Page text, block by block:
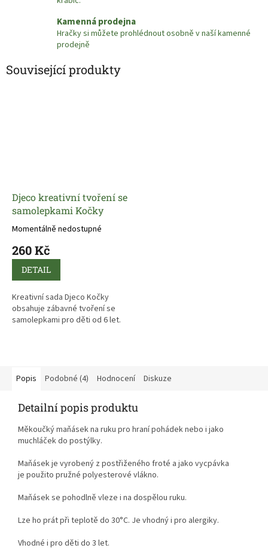
Kamenná prodejna
Hračky si můžete prohlédnout osobně v naší kamenné
prodejně
Související produkty
Djeco kreativní tvoření se
samolepkami Kočky
Momentálně nedostupné
260 Kč
DETAIL
Kreativní sada Djeco Kočky
obsahuje zábavné tvoření se
samolepkami pro děti od 6 let.
Popis
Podobné (4) Hodnocení Diskuze
Detailní popis produktu
Měkoučký maňásek na ruku pro hraní pohádek nebo i jako
muchláček do postýlky.
Maňásek je vyrobený z postřiženého froté a jako vycpávka
je použito pružné polyesterové vlákno.
Maňásek se pohodlně vleze i na dospělou ruku.
Lze ho prát při teplotě do 30°C. Je vhodný i pro alergiky.
Vhodné i pro děti do 3 let.